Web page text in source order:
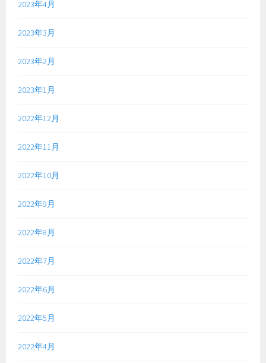
2023年4月
2023年3月
2023年2月
2023年1月
2022年12月
2022年11月
2022年10月
2022年9月
2022年8月
2022年7月
2022年6月
2022年5月
2022年4月